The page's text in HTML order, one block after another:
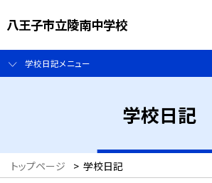
八王子市立陵南中学校
学校日記メニュー
学校日記
トップページ > 学校日記